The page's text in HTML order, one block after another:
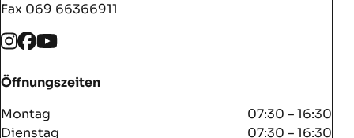
Fax 069 66366911
Öffnungszeiten
Montag
07:30 – 16:30
Dienstag
07:30 – 16:30